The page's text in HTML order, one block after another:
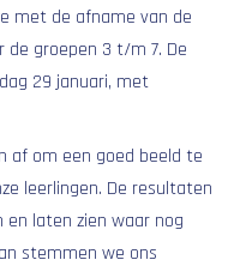
met de afname van de
de groepen 3 t/m 7. De
29 januari, met
af om een goed beeld te
leerlingen. De resultaten
laten zien waar nog
stemmen we ons